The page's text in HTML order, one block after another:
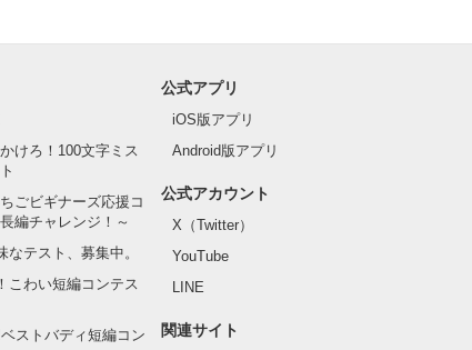
けろ！100文字ミス
ごビギナーズ応援コ
編チャレンジ！～
なテスト、募集中。
こわい短編コンテス
ストバディ短編コン
公式アプリ
iOS版アプリ
Android版アプリ
公式アカウント
X（Twitter）
YouTube
LINE
関連サイト